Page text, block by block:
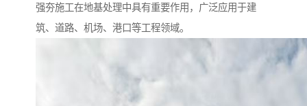
强夯施工在地基处理中具有重要作用，广泛应用于建
筑、道路、机场、港口等工程领域。